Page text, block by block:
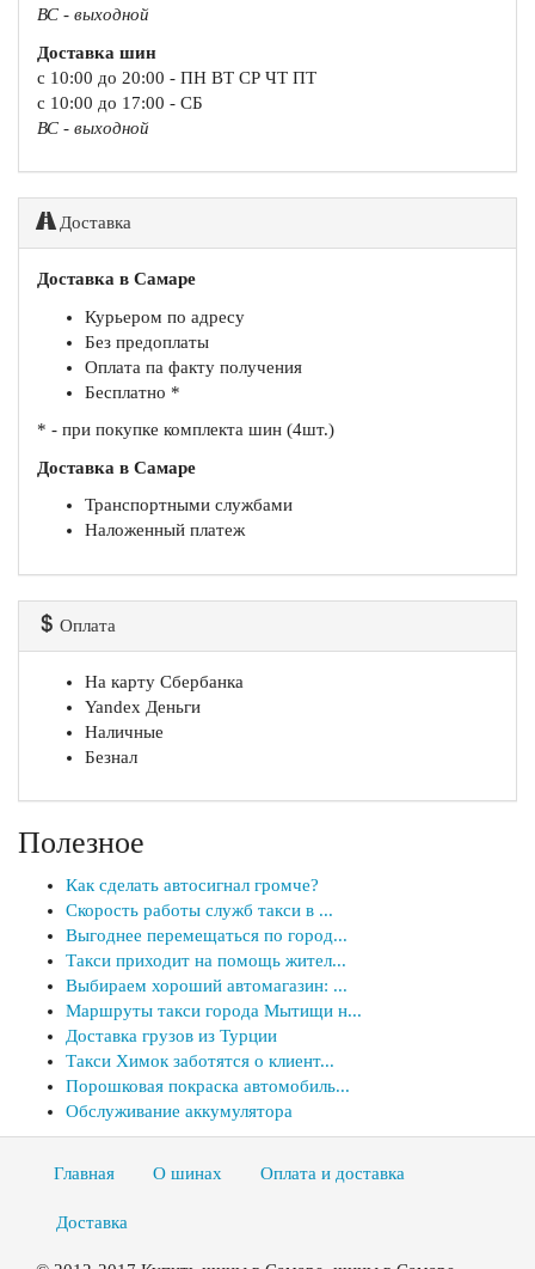
ВС - выходной
Доставка шин
с 10:00 до 20:00 - ПН ВТ СР ЧТ ПТ
с 10:00 до 17:00 - СБ
ВС - выходной
Доставка
Доставка в Самаре
Курьером по адресу
Без предоплаты
Оплата па факту получения
Бесплатно *
* - при покупке комплекта шин (4шт.)
Доставка в Самаре
Транспортными службами
Наложенный платеж
Оплата
На карту Сбербанка
Yandex Деньги
Наличные
Безнал
Полезное
Как сделать автосигнал громче?
Скорость работы служб такси в ...
Выгоднее перемещаться по город...
Такси приходит на помощь жител...
Выбираем хороший автомагазин: ...
Маршруты такси города Мытищи н...
Доставка грузов из Турции
Такси Химок заботятся о клиент...
Порошковая покраска автомобиль...
Обслуживание аккумулятора
Главная О шинах Оплата и доставка
Доставка